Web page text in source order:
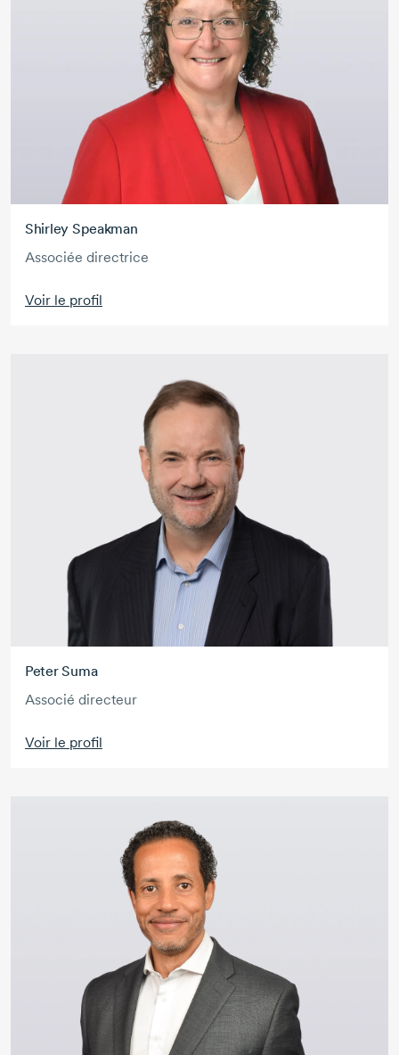
Shirley Speakman
Associée directrice
Voir le profil
Peter Suma
Associé directeur
Voir le profil